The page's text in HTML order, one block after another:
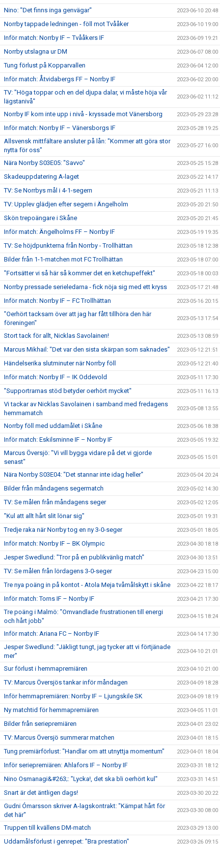
Nino: "Det finns inga genvägar" 2023-06-10 20:48
Norrby tappade ledningen - föll mot Tvååker 2023-06-10 19:00
Inför match: Norrby IF – Tvååkers IF 2023-06-09 19:21
Norrby utslagna ur DM 2023-06-07 08:00
Tung förlust på Kopparvallen 2023-06-04 12:00
Inför match: Åtvidabergs FF – Norrby IF 2023-06-02 20:00
TV: "Höga toppar och en del djupa dalar, vi måste höja vår
lägstanivå"
2023-06-02 11:12
Norrby IF kom inte upp i nivå - kryssade mot Vänersborg 2023-05-29 23:28
Inför match: Norrby IF – Vänersborgs IF 2023-05-28 19:25
Allsvensk mittfältare ansluter på lån: "Kommer att göra stor
nytta för oss"
2023-05-27 16:00
Nära Norrby S03E05: "Savvo" 2023-05-25 15:28
Skadeuppdatering A-laget 2023-05-22 14:17
TV: Se Norrbys mål i 4-1-segern 2023-05-21 11:13
TV: Upplev glädjen efter segern i Ängelholm 2023-05-20 21:50
Skön trepoängare i Skåne 2023-05-20 21:45
Inför match: Ängelholms FF – Norrby IF 2023-05-19 19:35
TV: Se höjdpunkterna från Norrby - Trollhättan 2023-05-18 12:38
Bilder från 1-1-matchen mot FC Trollhättan 2023-05-18 07:00
"Fortsätter vi så här så kommer det en ketchupeffekt" 2023-05-18 00:03
Norrby pressade serieledarna - fick nöja sig med ett kryss 2023-05-17 21:48
Inför match: Norrby IF – FC Trollhättan 2023-05-16 20:15
"Oerhört tacksam över att jag har fått tillhöra den här
föreningen"
2023-05-13 17:54
Stort tack för allt, Nicklas Savolainen! 2023-05-13 08:59
Marcus Mikhail: "Det var den sista skärpan som saknades" 2023-05-12 21:51
Händelserika slutminuter när Norrby föll 2023-05-12 21:40
Inför match: Norrby IF – IK Oddevold 2023-05-11 17:30
"Supportrarnas stöd betyder oerhört mycket" 2023-05-11 16:13
Vi tackar av Nicklas Savolainen i samband med fredagens
hemmamatch
2023-05-08 13:55
Norrby föll med uddamålet i Skåne 2023-05-06 18:38
Inför match: Eskilsminne IF – Norrby IF 2023-05-05 19:32
Marcus Översjö: "Vi vill bygga vidare på det vi gjorde
senast"
2023-05-05 15:01
Nära Norrby S03E04: "Det stannar inte idag heller" 2023-05-04 20:24
Bilder från måndagens segermatch 2023-05-02 14:30
TV: Se målen från måndagens seger 2023-05-02 12:05
"Kul att allt hårt slit lönar sig" 2023-05-01 19:31
Tredje raka när Norrby tog en ny 3-0-seger 2023-05-01 18:05
Inför match: Norrby IF – BK Olympic 2023-04-30 18:18
Jesper Swedlund: "Tror på en publikvänlig match" 2023-04-30 13:51
TV: Se målen från lördagens 3-0-seger 2023-04-23 15:00
Tre nya poäng in på kontot - Atola Meja tvåmålskytt i skåne 2023-04-22 18:17
Inför match: Torns IF – Norrby IF 2023-04-21 17:30
Tre poäng i Malmö: "Omvandlade frustrationen till energi
och hårt jobb"
2023-04-15 18:24
Inför match: Ariana FC – Norrby IF 2023-04-14 17:30
Jesper Swedlund: "Jäkligt tungt, jag tycker att vi förtjänade
mer"
2023-04-10 21:01
Sur förlust i hemmapremiären 2023-04-10 21:00
TV: Marcus Översjös tankar inför måndagen 2023-04-09 18:28
Inför hemmapremiären: Norrby IF – Ljungskile SK 2023-04-09 18:19
Ny matchtid för hemmapremiären 2023-04-05 11:01
Bilder från seriepremiären 2023-04-01 23:02
TV: Marcus Översjö summerar matchen 2023-04-01 18:15
Tung premiärförlust: "Handlar om att utnyttja momentum" 2023-04-01 18:04
Inför seriepremiären: Ahlafors IF – Norrby IF 2023-03-31 18:12
Nino Osmanagi&#263;: "Lycka!, det ska bli oerhört kul" 2023-03-31 14:51
Snart är det äntligen dags! 2023-03-30 20:22
Gudni Ómarsson skriver A-lagskontrakt: "Kämpat hårt för
det här"
2023-03-30 08:00
Truppen till kvällens DM-match 2023-03-29 13:00
Uddamålsförlust i genrepet: "Bra prestation" 2023-03-26 09:15